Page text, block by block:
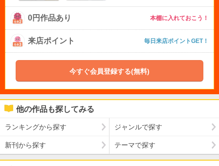
0円作品あり 本棚に入れておこう！
来店ポイント 毎日来店ポイントGET！
今すぐ会員登録する(無料)
他の作品も探してみる
ランキングから探す ジャンルで探す
新刊から探す テーマで探す